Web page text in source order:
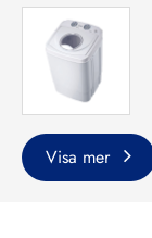
Visa mer